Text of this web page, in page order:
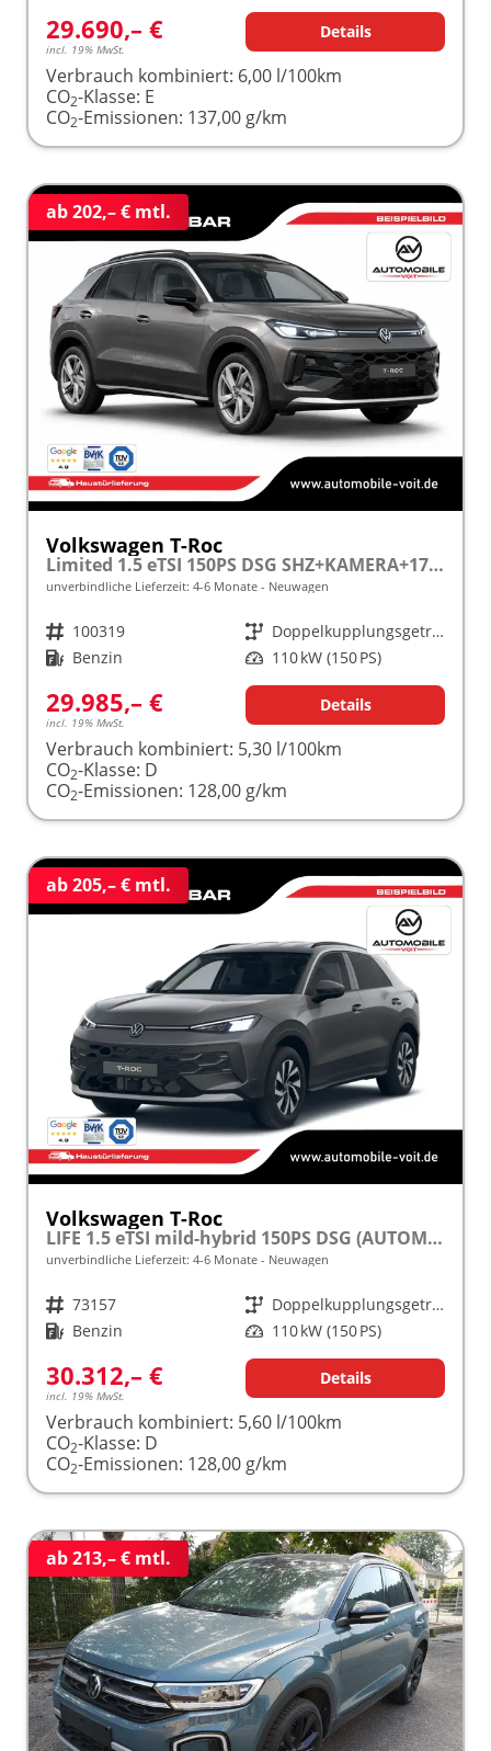
29.690,– €
incl. 19% MwSt.
Details
Verbrauch kombiniert: 6,00 l/100km
CO2-Klasse: E
CO2-Emissionen: 137,00 g/km
ab 202,– € mtl.
Volkswagen T-Roc
Limited 1.5 eTSI 150PS DSG SHZ+KAMERA+17" ALU+ACC+LED+KLIMA+PARK ASSIST frei konfigurierbar!
unverbindliche Lieferzeit: 4-6 Monate Neuwagen
Fahrzeugnr. 100319 Getriebe
Doppelkupplungsgetriebe (DSG)
Kraftstoff Benzin Leistung 110 kW (150 PS)
29.985,– €
incl. 19% MwSt.
Details
Verbrauch kombiniert: 5,30 l/100km
CO2-Klasse: D
CO2-Emissionen: 128,00 g/km
ab 205,– € mtl.
Volkswagen T-Roc
LIFE 1.5 eTSI mild-hybrid 150PS DSG (AUTOMATIK), 16" Alufelgen, ACC Tempomat, Climatronic, Rückfahrkamera, Parksensoren vorne/hinten, Radio 12,9" + Wireless App-Connect, Toter-Winkel-Warner, M-Lederlenkrad, Armlehne vorn, LED-Scheinwerfer, Dachreling
unverbindliche Lieferzeit: 4-6 Monate Neuwagen
Fahrzeugnr. 73157 Getriebe
Doppelkupplungsgetriebe (DSG)
Kraftstoff Benzin Leistung 110 kW (150 PS)
30.312,– €
incl. 19% MwSt.
Details
Verbrauch kombiniert: 5,60 l/100km
CO2-Klasse: D
CO2-Emissionen: 128,00 g/km
ab 213,– € mtl.